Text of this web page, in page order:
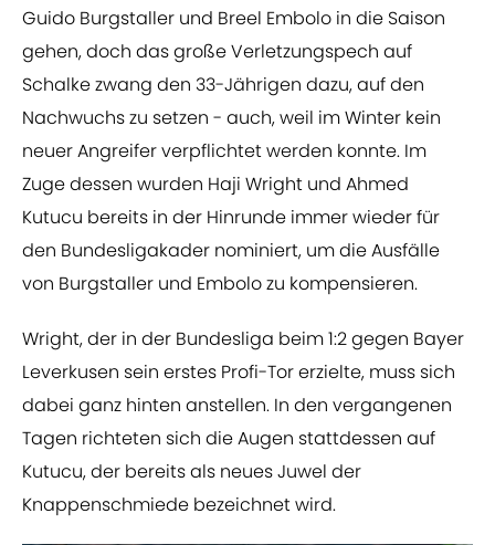
Guido Burgstaller und Breel Embolo in die Saison
gehen, doch das große Verletzungspech auf
Schalke zwang den 33-Jährigen dazu, auf den
Nachwuchs zu setzen - auch, weil im Winter kein
neuer Angreifer verpflichtet werden konnte. Im
Zuge dessen wurden Haji Wright und Ahmed
Kutucu bereits in der Hinrunde immer wieder für
den Bundesligakader nominiert, um die Ausfälle
von Burgstaller und Embolo zu kompensieren.
Wright, der in der Bundesliga beim 1:2 gegen Bayer
Leverkusen sein erstes Profi-Tor erzielte, muss sich
dabei ganz hinten anstellen. In den vergangenen
Tagen richteten sich die Augen stattdessen auf
Kutucu, der bereits als neues Juwel der
Knappenschmiede bezeichnet wird.